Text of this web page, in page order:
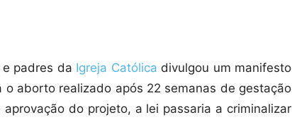
padres da Igreja Católica divulgou um manifesto
aborto realizado após 22 semanas de gestação
do projeto, a lei passaria a criminalizar